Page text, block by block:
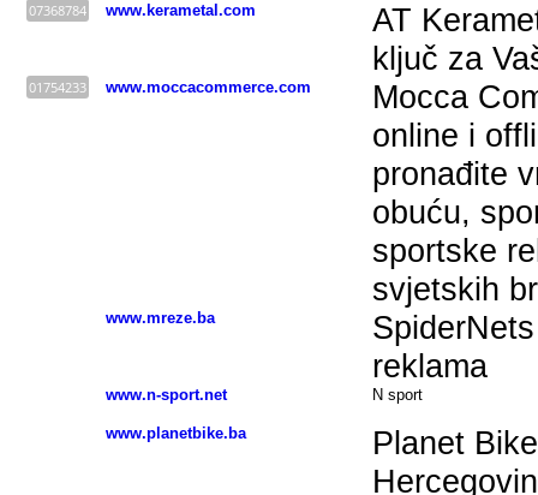
07368784
www.kerametal.com
AT
ključ za
01754233 www.moccacommerce.com
Mocca
online i
pronađite
obuću,
sportske
svjetskih
www.mreze.ba
reklama
www.n-sport.net N sport
www.planetbike.ba
Planet